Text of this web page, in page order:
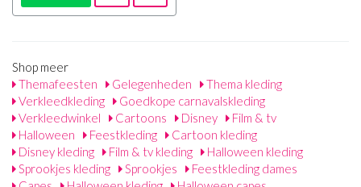
Shop meer
Themafeesten
Gelegenheden
Thema kleding
Verkleedkleding
Goedkope carnavalskleding
Verkleedwinkel
Cartoons Disney
Film & tv
Halloween
Feestkleding
Cartoon kleding
Disney kleding
Film & tv kleding
Halloween kleding
Sprookjes kleding
Sprookjes
Feestkleding dames